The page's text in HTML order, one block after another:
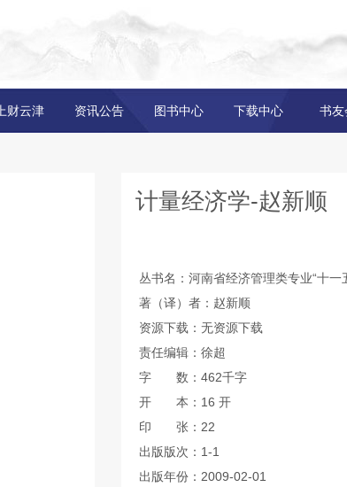
上财云津 资讯公告 图书中心 下载中心 书友
计量经济学-赵新顺
丛书名：河南省经济管理类专业“十一
著（译）者：赵新顺
资源下载：无资源下载
责任编辑：徐超
字 数：462千字
开 本：16 开
印 张：22
出版版次：1-1
出版年份：2009-02-01